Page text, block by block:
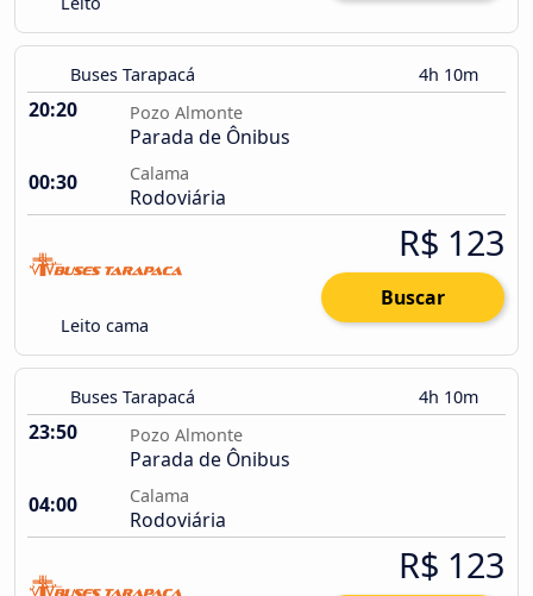
Buses Tarapacá 4h 10m
20:20 Pozo Almonte
Parada de Ônibus
00:30
Calama
Rodoviária
Leito cama
R$ 123
Buscar
Buses Tarapacá 4h 10m
23:50 Pozo Almonte
Parada de Ônibus
04:00
Calama
Rodoviária
R$ 123